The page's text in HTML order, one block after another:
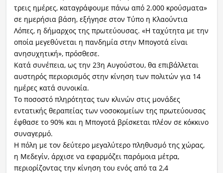
τρεις ημέρες, καταγράφουμε πάνω από 2.000 κρούσματα»
σε ημερήσια βάση, εξήγησε στον Τύπο η Κλαούντια
Λόπες, η δήμαρχος της πρωτεύουσας. «Η ταχύτητα με την
οποία μεγεθύνεται η πανδημία στην Μπογοτά είναι
ανησυχητική», πρόσθεσε.
Κατά συνέπεια, ως την 23η Αυγούστου, θα επιβάλλεται
αυστηρός περιορισμός στην κίνηση των πολιτών για 14
ημέρες κατά συνοικία.
Το ποσοστό πληρότητας των κλινών στις μονάδες
εντατικής θεραπείας των νοσοκομείων της πρωτεύουσας
έφθασε το 90% και η Μπογοτά βρίσκεται πλέον σε κόκκινο
συναγερμό.
Η πόλη με τον δεύτερο μεγαλύτερο πληθυσμό της χώρας,
η Μεδεγίν, άρχισε να εφαρμόζει παρόμοια μέτρα,
περιορίζοντας την κίνηση του ενός από τα 2,4